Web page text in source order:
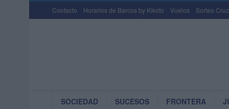
Contacto Horarios de Barcos by Kikoto Vuelos Sorteo
SOCIEDAD SUCESOS FRONTERA